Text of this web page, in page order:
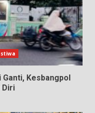
Kesbangpol
Diri